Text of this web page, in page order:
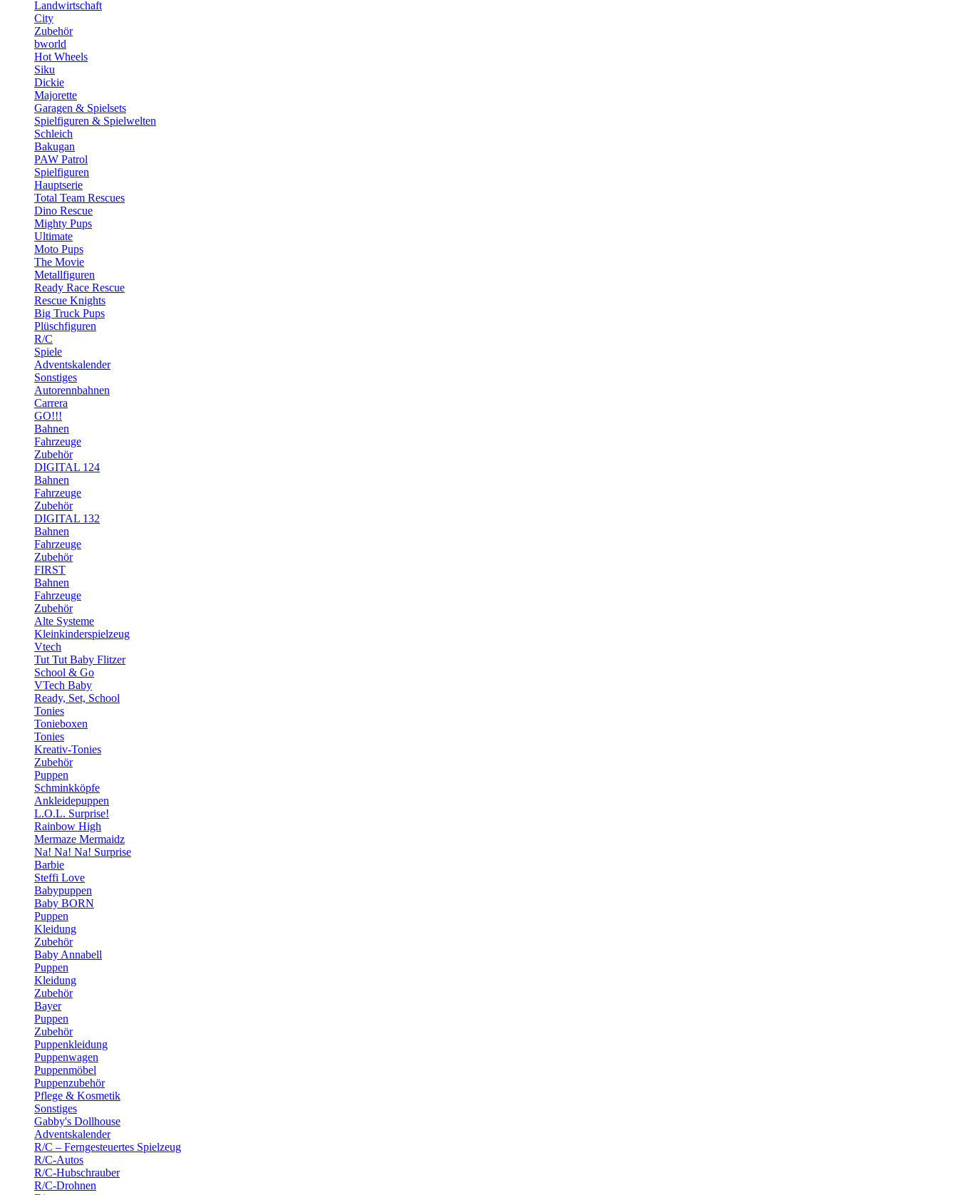
Landwirtschaft
City
Zubehör
bworld
Hot Wheels
Siku
Dickie
Majorette
Garagen & Spielsets
Spielfiguren & Spielwelten
Schleich
Bakugan
PAW Patrol
Spielfiguren
Hauptserie
Total Team Rescues
Dino Rescue
Mighty Pups
Ultimate
Moto Pups
The Movie
Metallfiguren
Ready Race Rescue
Rescue Knights
Big Truck Pups
Plüschfiguren
R/C
Spiele
Adventskalender
Sonstiges
Autorennbahnen
Carrera
GO!!!
Bahnen
Fahrzeuge
Zubehör
DIGITAL 124
Bahnen
Fahrzeuge
Zubehör
DIGITAL 132
Bahnen
Fahrzeuge
Zubehör
FIRST
Bahnen
Fahrzeuge
Zubehör
Alte Systeme
Kleinkinderspielzeug
Vtech
Tut Tut Baby Flitzer
School & Go
VTech Baby
Ready, Set, School
Tonies
Tonieboxen
Tonies
Kreativ-Tonies
Zubehör
Puppen
Schminkköpfe
Ankleidepuppen
L.O.L. Surprise!
Rainbow High
Mermaze Mermaidz
Na! Na! Na! Surprise
Barbie
Steffi Love
Babypuppen
Baby BORN
Puppen
Kleidung
Zubehör
Baby Annabell
Puppen
Kleidung
Zubehör
Bayer
Puppen
Zubehör
Puppenkleidung
Puppenwagen
Puppenmöbel
Puppenzubehör
Pflege & Kosmetik
Sonstiges
Gabby's Dollhouse
Adventskalender
R/C – Ferngesteuertes Spielzeug
R/C-Autos
R/C-Hubschrauber
R/C-Drohnen